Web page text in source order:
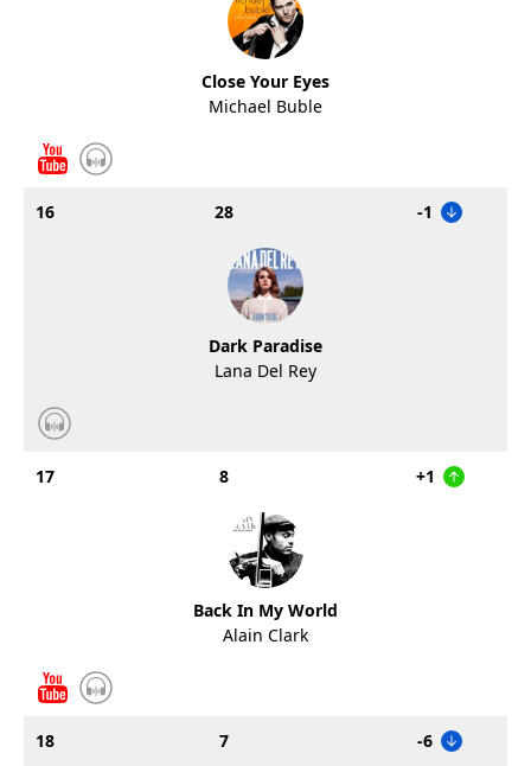
Close Your Eyes
Michael Buble
16 28 -1
Dark Paradise
Lana Del Rey
17 8 +1
Back In My World
Alain Clark
18 7 -6